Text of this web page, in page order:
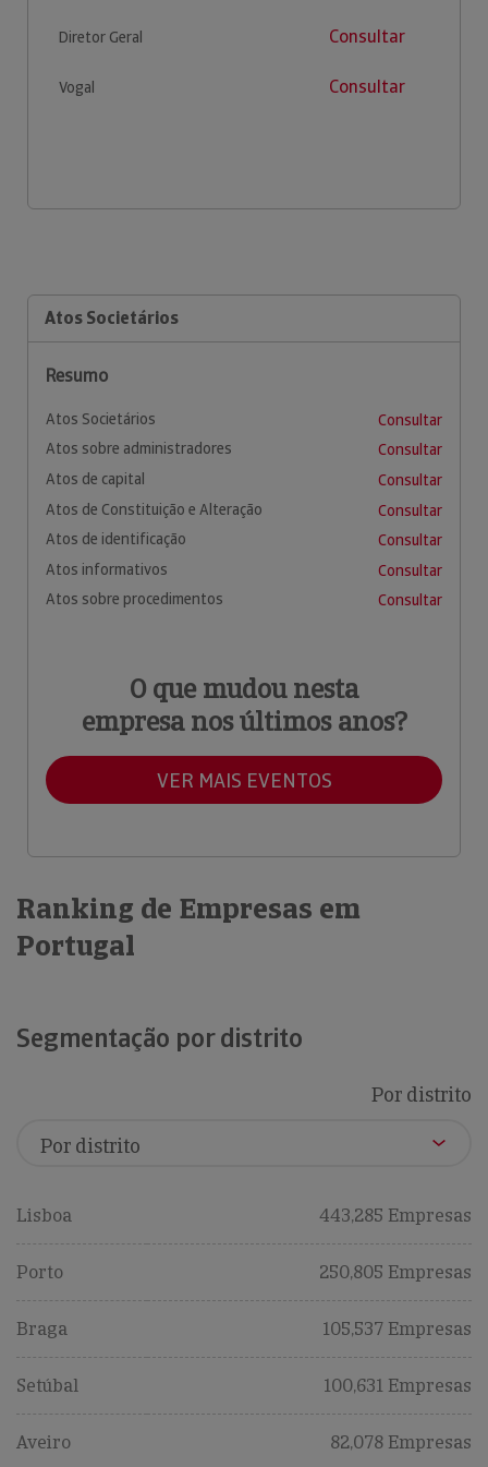
Diretor Geral Consultar
Vogal Consultar
Atos Societários
Resumo
Atos Societários
Consultar
Atos sobre administradores
Consultar
Atos de capital
Consultar
Atos de Constituição e Alteração
Consultar
Atos de identificação
Consultar
Atos informativos
Consultar
Atos sobre procedimentos
Consultar
O que mudou nesta
empresa nos últimos anos?
VER MAIS EVENTOS
Ranking de Empresas em
Portugal
Segmentação por distrito
Por distrito
Lisboa 443,285 Empresas
Porto 250,805 Empresas
Braga 105,537 Empresas
Setúbal 100,631 Empresas
Aveiro 82,078 Empresas